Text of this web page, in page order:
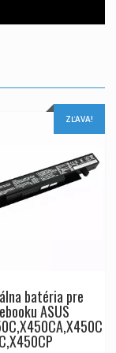
ZĽAVA!
batéria pre
ASUS
C,X450CP